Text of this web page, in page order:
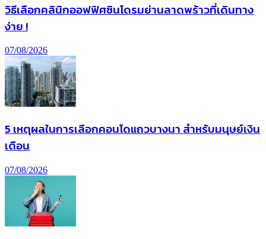
วิธีเลือกคลินิกออฟฟิศซินโดรมย่านลาดพร้าวที่เดินทาง
ง่าย !
07/08/2026
5 เหตุผลในการเลือกคอนโดแถวบางนา สำหรับมนุษย์เงิน
เดือน
07/08/2026